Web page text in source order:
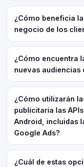
¿Cómo beneficia
negocio de los
¿Cómo encuentra
nuevas audiencias
¿Cómo utilizarán
publicitaria las
Android, incluidas
Google Ads?
¿Cuál de estas